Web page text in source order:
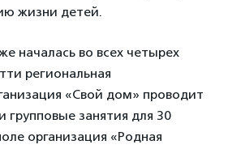
жизни детей.
началась во всех четырех
региональная
«Свой дом» проводит
групповые занятия для 30
организация «Родная